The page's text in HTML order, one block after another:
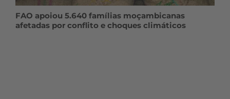
FAO apoiou 5.640 famílias moçambicanas
afetadas por conflito e choques climáticos